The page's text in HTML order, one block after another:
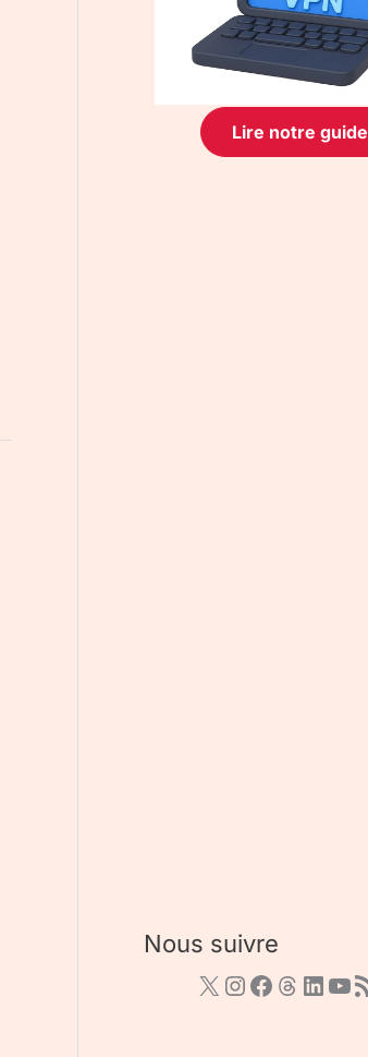
Lire notre guide
Nous suivre